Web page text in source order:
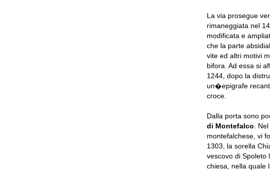
La via prosegue
rimaneggiata nel
modificata e
che la parte
vite ed altri motivi
bifora. Ad essa si
1244, dopo la
un�epigrafe
croce.
Dalla porta sono
di Montefalco .
montefalchese, vi
1303, la sorella
vescovo di
chiesa, nella quale